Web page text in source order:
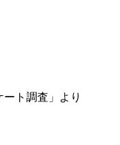
ート調査」より